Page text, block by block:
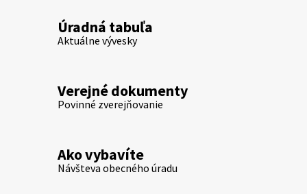
Úradná tabuľa
Aktuálne vývesky
Verejné dokumenty
Povinné zverejňovanie
Ako vybavíte
Návšteva obecného úradu